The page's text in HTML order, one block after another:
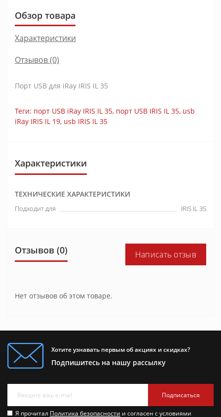
Обзор товара
Характеристики
Отзывов (0)
Порт USB для iRay IRIS IL 35
Теги: порт USB iRay IRIS IL 35, порт USB IRIS IL 35, usb
iRay IRIS IL 19, usb IRIS IL 35
Характеристики
ТЕХНИЧЕСКИЕ ХАРАКТЕРИСТИКИ
Подходит для IRIS IL 35
Отзывов (0) Написать отзыв
Нет отзывов об этом товаре.
Хотите узнавать первым об акциях и скидках?
Подпишитесь на нашу рассылку
Подписаться
Я прочитал Политика безопасности и согласен с условиями